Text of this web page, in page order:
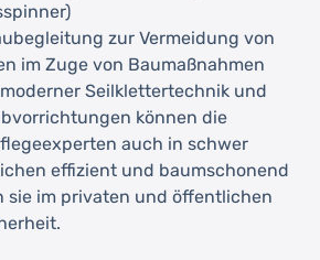
zur Vermeidung von
im Zuge von Baumaßnahmen
Seilklettertechnik und
können die
auch in schwer
effizient und baumschonend
sie im privaten und öffentlichen